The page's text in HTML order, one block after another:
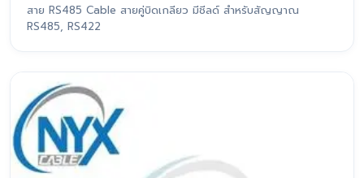
สาย RS485 Cable สายคู่บิดเกลียว มีชีลด์ สำหรับสัญญาณ
RS485, RS422